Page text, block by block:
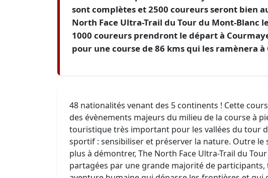
sont complètes et 2500 coureurs seront bien
North Face Ultra-Trail du Tour du Mont-Blanc
1000 coureurs prendront le départ à
pour une course de 86 kms qui les ramènera à
48 nationalités venant des 5 continents ! Cette
des évènements majeurs du milieu de la course à
touristique très important pour les vallées du tour
sportif : sensibiliser et préserver la nature. Outre le
plus à démontrer, The North Face Ultra-Trail du
partagées par une grande majorité de